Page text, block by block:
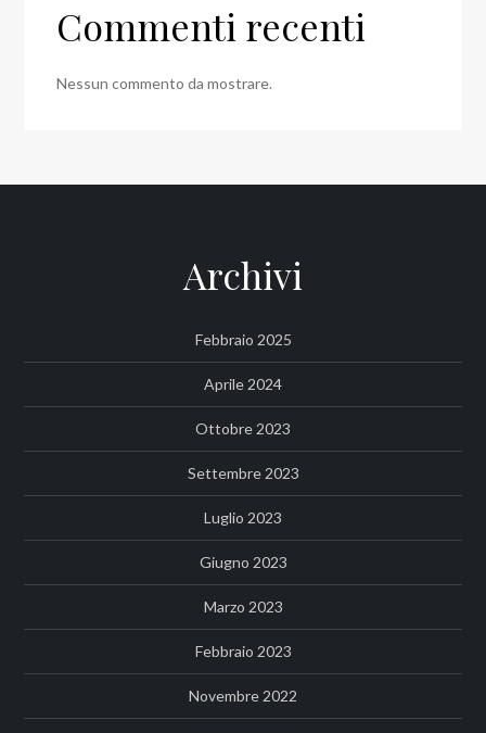
Commenti recenti
Nessun commento da mostrare.
Archivi
Febbraio 2025
Aprile 2024
Ottobre 2023
Settembre 2023
Luglio 2023
Giugno 2023
Marzo 2023
Febbraio 2023
Novembre 2022